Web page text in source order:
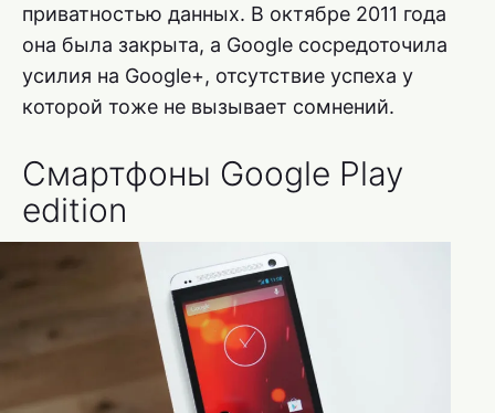
приватностью данных. В октябре 2011 года
она была закрыта, а Google сосредоточила
усилия на Google+, отсутствие успеха у
которой тоже не вызывает сомнений.
Смартфоны Google Play
edition